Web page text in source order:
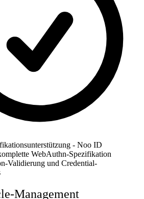
- Noo ID
WebAuthn-Spezifikation
Validierung und Credential-
Management